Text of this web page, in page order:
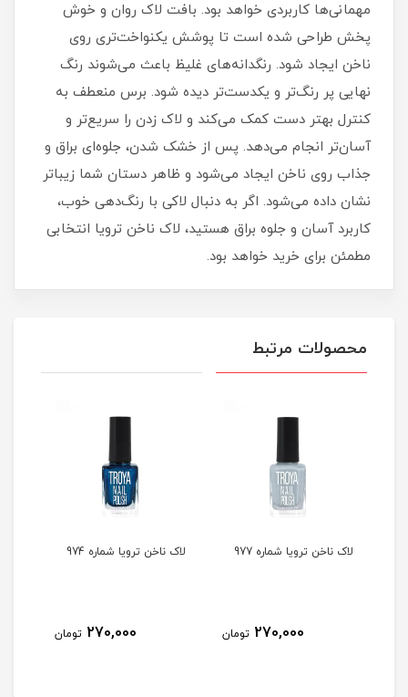
مهمانی‌ها کاربردی خواهد بود. بافت لاک روان و خوش‌
پخش طراحی شده است تا پوشش یکنواخت‌تری روی
ناخن ایجاد شود. رنگدانه‌های غلیظ باعث می‌شوند رنگ
نهایی پر رنگ‌تر و یکدست‌تر دیده شود. برس منعطف به
کنترل بهتر دست کمک می‌کند و لاک زدن را سریع‌تر و
آسان‌تر انجام می‌دهد. پس از خشک شدن، جلوه‌ای براق و
جذاب روی ناخن ایجاد می‌شود و ظاهر دستان شما زیباتر
نشان داده می‌شود. اگر به دنبال لاکی با رنگ‌دهی خوب،
کاربرد آسان و جلوه براق هستید، لاک ناخن ترویا انتخابی
مطمئن برای خرید خواهد بود.
محصولات مرتبط
لاک ناخن ترویا شماره 977
270,000 تومان
لاک ناخن ترویا شماره 974
270,000 تومان